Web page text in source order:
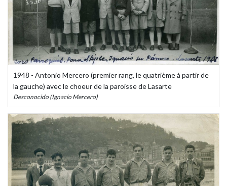
1948 - Antonio Mercero (premier rang, le quatrième à partir de
la gauche) avec le choeur de la paroisse de Lasarte
Desconocido (Ignacio Mercero)